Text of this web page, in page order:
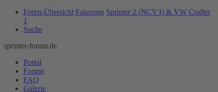
Foren-Übersicht Fahrzeug Sprinter 2 (NCV3) & VW Crafter
1
Suche
sprinter-forum.de
Portal
Forum
FAQ
Galerie